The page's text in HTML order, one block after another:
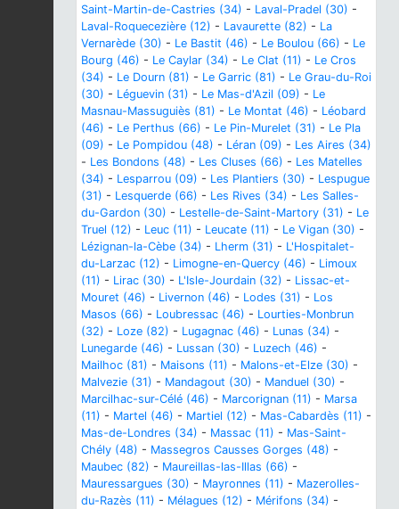
Saint-Martin-de-Castries (34) - Laval-Pradel (30) -
Laval-Roquecezière (12) - Lavaurette (82) - La
Vernarède (30) - Le Bastit (46) - Le Boulou (66) - Le
Bourg (46) - Le Caylar (34) - Le Clat (11) - Le Cros
(34) - Le Dourn (81) - Le Garric (81) - Le Grau-du-Roi
(30) - Léguevin (31) - Le Mas-d'Azil (09) - Le
Masnau-Massuguiès (81) - Le Montat (46) - Léobard
(46) - Le Perthus (66) - Le Pin-Murelet (31) - Le Pla
(09) - Le Pompidou (48) - Léran (09) - Les Aires (34)
- Les Bondons (48) - Les Cluses (66) - Les Matelles
(34) - Lesparrou (09) - Les Plantiers (30) - Lespugue
(31) - Lesquerde (66) - Les Rives (34) - Les Salles-
du-Gardon (30) - Lestelle-de-Saint-Martory (31) - Le
Truel (12) - Leuc (11) - Leucate (11) - Le Vigan (30) -
Lézignan-la-Cèbe (34) - Lherm (31) - L'Hospitalet-
du-Larzac (12) - Limogne-en-Quercy (46) - Limoux
(11) - Lirac (30) - L'Isle-Jourdain (32) - Lissac-et-
Mouret (46) - Livernon (46) - Lodes (31) - Los
Masos (66) - Loubressac (46) - Lourties-Monbrun
(32) - Loze (82) - Lugagnac (46) - Lunas (34) -
Lunegarde (46) - Lussan (30) - Luzech (46) -
Mailhoc (81) - Maisons (11) - Malons-et-Elze (30) -
Malvezie (31) - Mandagout (30) - Manduel (30) -
Marcilhac-sur-Célé (46) - Marcorignan (11) - Marsa
(11) - Martel (46) - Martiel (12) - Mas-Cabardès (11) -
Mas-de-Londres (34) - Massac (11) - Mas-Saint-
Chély (48) - Massegros Causses Gorges (48) -
Maubec (82) - Maureillas-las-Illas (66) -
Mauressargues (30) - Mayronnes (11) - Mazerolles-
du-Razès (11) - Mélagues (12) - Mérifons (34) -